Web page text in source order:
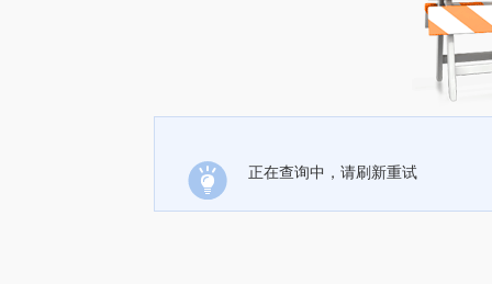
正在查询中，请刷新重试